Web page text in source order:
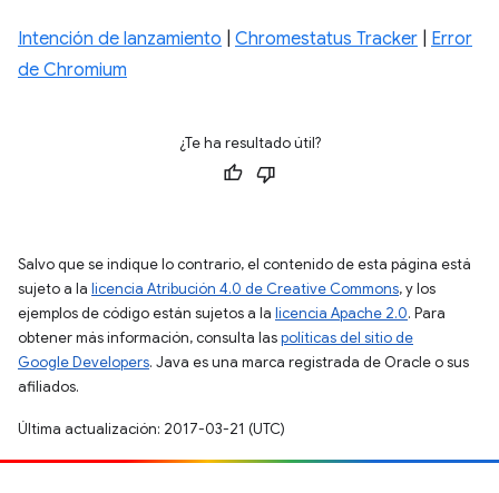
Intención de lanzamiento Chromestatus Tracker
Error
de Chromium
¿Te ha resultado útil?
Salvo que se indique lo contrario, el contenido de esta página está
sujeto a la licencia Atribución 4.0 de Creative Commons, y los
ejemplos de código están sujetos a la licencia Apache 2.0. Para
obtener más información, consulta laspolíticas del sitio de
Google Developers. Java es una marca registrada de Oracle o sus
afiliados.
Última actualización: 2017-03-21 (UTC)